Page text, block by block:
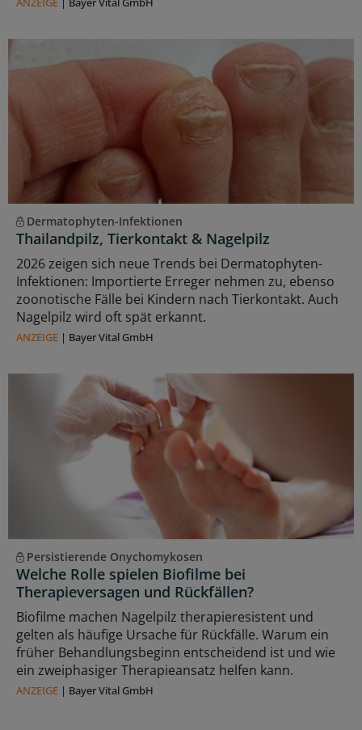
Dermatophyten-Infektionen
Thailandpilz, Tierkontakt & Nagelpilz
2026 zeigen sich neue Trends bei Dermatophyten-
Infektionen: Importierte Erreger nehmen zu, ebenso
zoonotische Fälle bei Kindern nach Tierkontakt. Auch
Nagelpilz wird oft spät erkannt.
ANZEIGE | Bayer Vital GmbH
Persistierende Onychomykosen
Welche Rolle spielen Biofilme bei
Therapieversagen und Rückfällen?
Biofilme machen Nagelpilz therapieresistent und
gelten als häufige Ursache für Rückfälle. Warum ein
früher Behandlungsbeginn entscheidend ist und wie
ein zweiphasiger Therapieansatz helfen kann.
ANZEIGE | Bayer Vital GmbH